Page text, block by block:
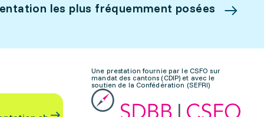
les plus fréquemment posées
Une prestation fournie par le CSFO sur
mandat des cantons (CDIP) et avec le
soutien de la Confédération (SEFRI)